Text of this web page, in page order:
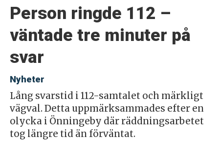
Person ringde 112 –
väntade tre minuter på
svar
Nyheter
Lång svarstid i 112-samtalet och märkligt
vägval. Detta uppmärksammades efter en
olycka i Önningeby där räddningsarbetet
tog längre tid än förväntat.